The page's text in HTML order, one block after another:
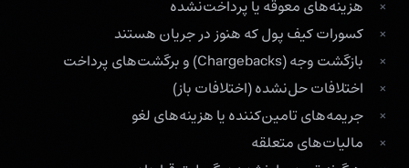
هزینه‌های معوقه یا پرداخت‌نشده
کسورات کیف پول که هنوز در جریان هستند
بازگشت وجه (Chargebacks) و برگشت‌های پرداخت
اختلافات حل‌نشده (اختلافات باز)
جریمه‌های تامین‌کننده یا هزینه‌های لغو
مالیات‌های متعلقه‌